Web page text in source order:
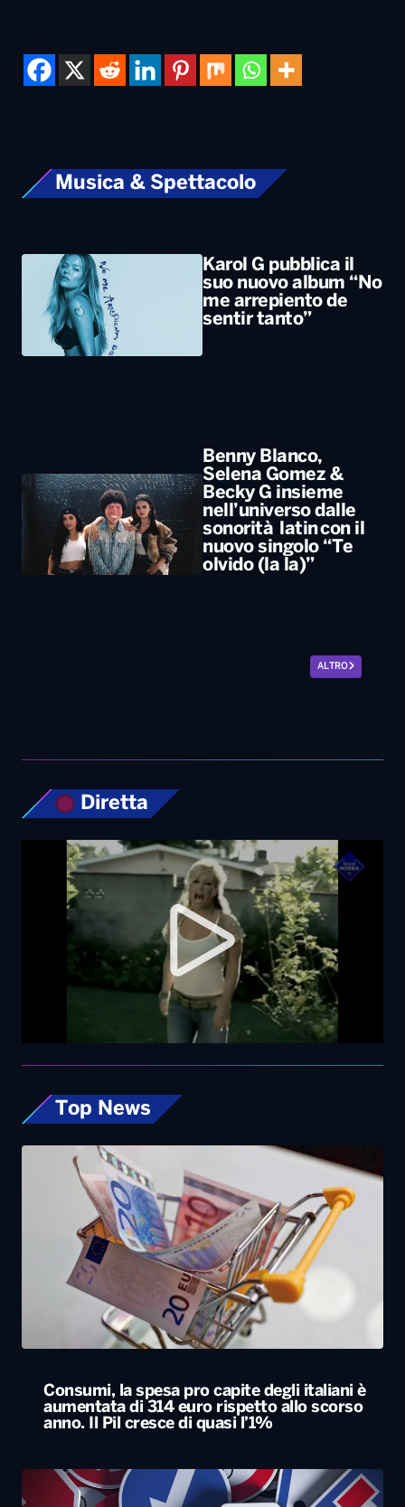
Musica & Spettacolo
Karol G pubblica il
suo nuovo album “No
me arrepiento de
sentir tanto”
Benny Blanco,
Selena Gomez &
Becky G insieme
nell’universo dalle
sonorità latin con il
nuovo singolo “Te
olvido (la la)”
ALTRO
Diretta
Top News
Consumi, la spesa pro capite degli italiani è
aumentata di 314 euro rispetto allo scorso
anno. Il Pil cresce di quasi l’1%